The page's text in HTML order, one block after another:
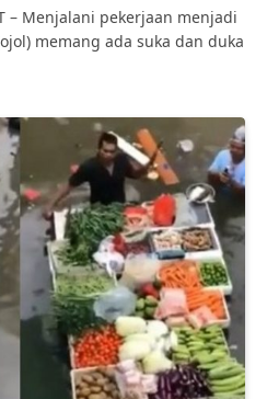
– Menjalani pekerjaan menjadi
memang ada suka dan duka